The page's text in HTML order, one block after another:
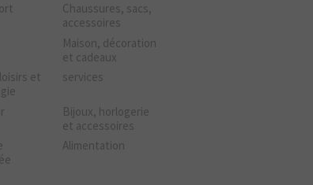
Chaussures, sacs,
accessoires
Maison, décoration
et cadeaux
et
services
Bijoux, horlogerie
et accessoires
Alimentation